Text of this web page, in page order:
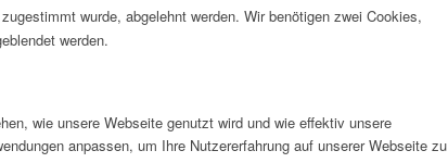
wurde, abgelehnt werden. Wir benötigen zwei Cookies,
werden.
wie unsere Webseite genutzt wird und wie effektiv unsere
anpassen, um Ihre Nutzererfahrung auf unserer Webseite zu